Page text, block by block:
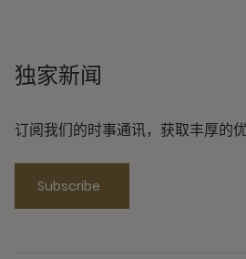
独家新闻
订阅我们的时事通讯，获取丰厚的
Subscribe